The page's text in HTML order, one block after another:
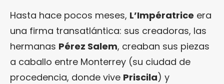
Hasta hace pocos meses, L’Impératrice era
una firma transatlántica: sus creadoras, las
hermanas Pérez Salem, creaban sus piezas
a caballo entre Monterrey (su ciudad de
procedencia, donde vive Priscila) y